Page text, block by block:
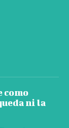
como
ni la